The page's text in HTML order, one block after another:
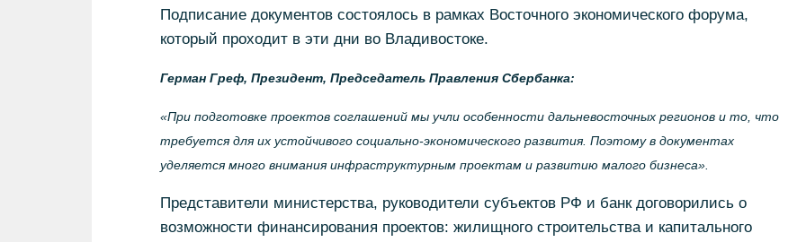
Подписание документов состоялось в рамках Восточного экономического форума,
который проходит в эти дни во Владивостоке.
Герман Греф, Президент, Председатель Правления Сбербанка:
«При подготовке проектов соглашений мы учли особенности дальневосточных регионов и то, что
требуется для их устойчивого социально-экономического развития. Поэтому в документах
уделяется много внимания инфраструктурным проектам и развитию малого бизнеса».
Представители министерства, руководители субъектов РФ и банк договорились о
возможности финансирования проектов: жилищного строительства и капитального